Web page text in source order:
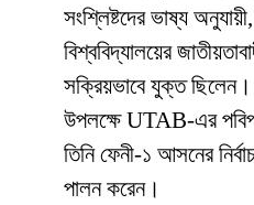
সংশ্লিষ্টদের ভাষ্য
বিশ্ববিদ্যালয়ের
সক্রিয়ভাবে যুক্ত ছিলেন।
উপলক্ষে UTAB-এর
তিনি ফেনী-১ আসনের
পালন করেন।